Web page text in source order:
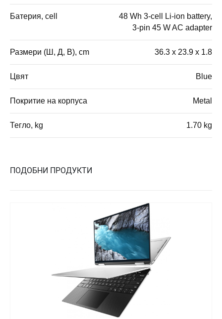
Батерия, cell
48 Wh 3-cell Li-ion battery,
3-pin 45 W AC adapter
Размери (Ш, Д, В), cm 36.3 x 23.9 x 1.8
Цвят Blue
Покритие на корпуса Metal
Тегло, kg 1.70 kg
ПОДОБНИ ПРОДУКТИ